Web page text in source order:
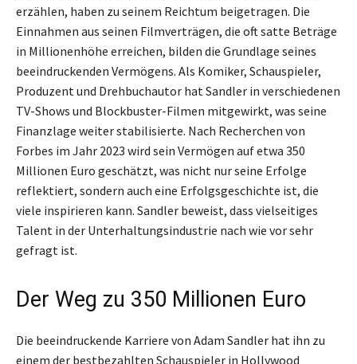
erzählen, haben zu seinem Reichtum beigetragen. Die
Einnahmen aus seinen Filmverträgen, die oft satte Beträge
in Millionenhöhe erreichen, bilden die Grundlage seines
beeindruckenden Vermögens. Als Komiker, Schauspieler,
Produzent und Drehbuchautor hat Sandler in verschiedenen
TV-Shows und Blockbuster-Filmen mitgewirkt, was seine
Finanzlage weiter stabilisierte. Nach Recherchen von
Forbes im Jahr 2023 wird sein Vermögen auf etwa 350
Millionen Euro geschätzt, was nicht nur seine Erfolge
reflektiert, sondern auch eine Erfolgsgeschichte ist, die
viele inspirieren kann. Sandler beweist, dass vielseitiges
Talent in der Unterhaltungsindustrie nach wie vor sehr
gefragt ist.
Der Weg zu 350 Millionen Euro
Die beeindruckende Karriere von Adam Sandler hat ihn zu
einem der bestbezahlten Schauspieler in Hollywood